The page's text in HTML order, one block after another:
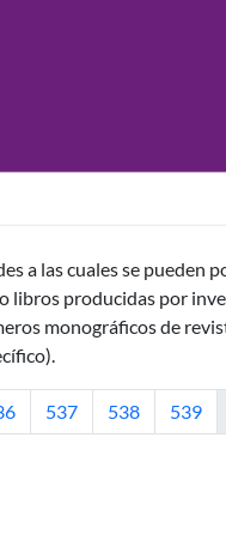
a las cuales se pueden
libros producidas por
monográficos de
Página
537 Página
538 Página
539